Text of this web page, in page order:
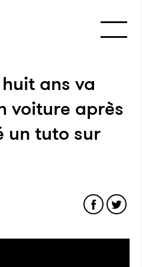
ans va
voiture après
un tuto sur